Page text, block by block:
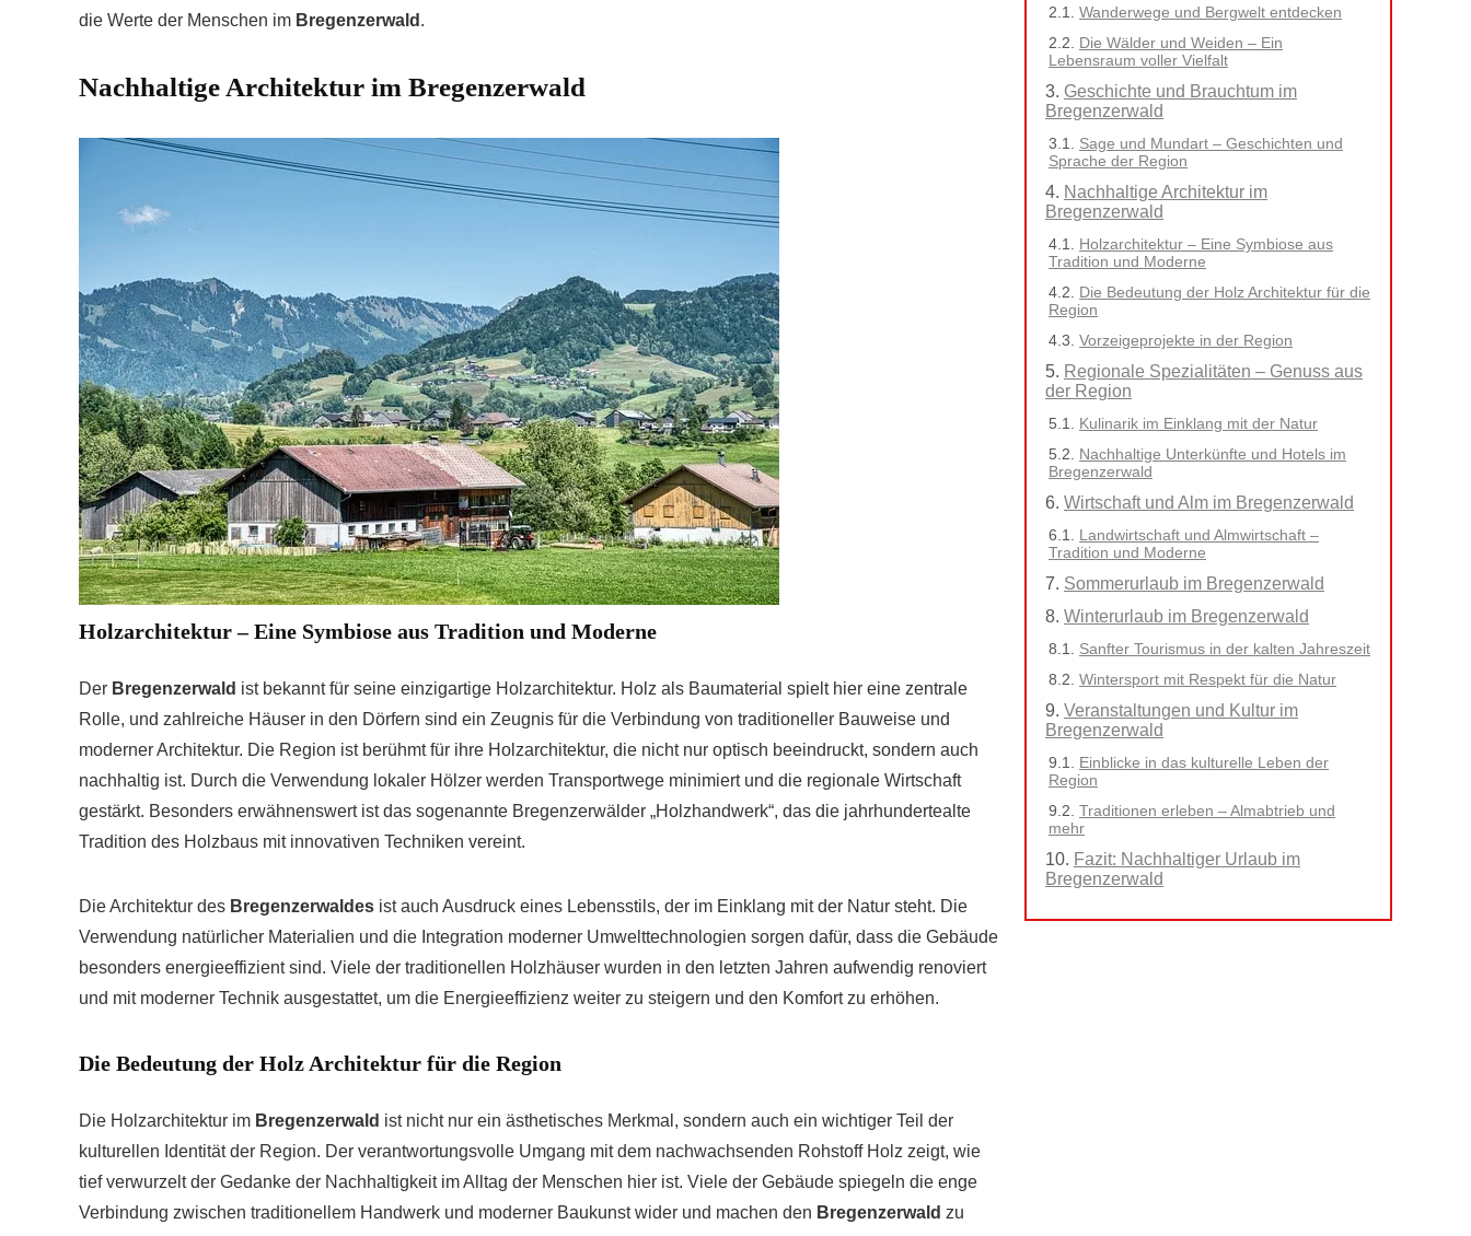
die Werte der Menschen im Bregenzerwald .
Nachhaltige Architektur im Bregenzerwald
Holzarchitektur – Eine Symbiose aus Tradition und Moderne
Der Bregenzerwald ist bekannt für seine einzigartige Holzarchitektur. Holz als Baumaterial spielt hier eine zentrale
Rolle, und zahlreiche Häuser in den Dörfern sind ein Zeugnis für die Verbindung von traditioneller Bauweise und
moderner Architektur. Die Region ist berühmt für ihre Holzarchitektur, die nicht nur optisch beeindruckt, sondern auch
nachhaltig ist. Durch die Verwendung lokaler Hölzer werden Transportwege minimiert und die regionale Wirtschaft
gestärkt. Besonders erwähnenswert ist das sogenannte Bregenzerwälder „Holzhandwerk“, das die jahrhundertealte
Tradition des Holzbaus mit innovativen Techniken vereint.
Die Architektur des Bregenzerwaldes ist auch Ausdruck eines Lebensstils, der im Einklang mit der Natur steht. Die
Verwendung natürlicher Materialien und die Integration moderner Umwelttechnologien sorgen dafür, dass die Gebäude
besonders energieeffizient sind. Viele der traditionellen Holzhäuser wurden in den letzten Jahren aufwendig renoviert
und mit moderner Technik ausgestattet, um die Energieeffizienz weiter zu steigern und den Komfort zu erhöhen.
Die Bedeutung der Holz Architektur für die Region
Die Holzarchitektur im Bregenzerwald ist nicht nur ein ästhetisches Merkmal, sondern auch ein wichtiger Teil der
kulturellen Identität der Region. Der verantwortungsvolle Umgang mit dem nachwachsenden Rohstoff Holz zeigt, wie
tief verwurzelt der Gedanke der Nachhaltigkeit im Alltag der Menschen hier ist. Viele der Gebäude spiegeln die enge
Verbindung zwischen traditionellem Handwerk und moderner Baukunst wider und machen den Bregenzerwald zu
Wanderwege und Bergwelt entdecken
Die Wälder und Weiden – Ein
Lebensraum voller Vielfalt
Geschichte und Brauchtum im
Bregenzerwald
Sage und Mundart – Geschichten und
Sprache der Region
Nachhaltige Architektur im
Bregenzerwald
Holzarchitektur – Eine Symbiose aus
Tradition und Moderne
Die Bedeutung der Holz Architektur für die
Region
Vorzeigeprojekte in der Region
Regionale Spezialitäten – Genuss aus
der Region
Kulinarik im Einklang mit der Natur
Nachhaltige Unterkünfte und Hotels im
Bregenzerwald
Wirtschaft und Alm im Bregenzerwald
Landwirtschaft und Almwirtschaft –
Tradition und Moderne
Sommerurlaub im Bregenzerwald
Winterurlaub im Bregenzerwald
Sanfter Tourismus in der kalten Jahreszeit
Wintersport mit Respekt für die Natur
Veranstaltungen und Kultur im
Bregenzerwald
Einblicke in das kulturelle Leben der
Region
Traditionen erleben – Almabtrieb und
mehr
Fazit: Nachhaltiger Urlaub im
Bregenzerwald